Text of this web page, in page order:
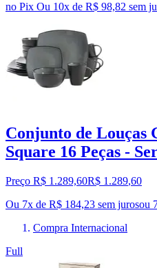
no Pix Ou 10x de R$ 98,82 sem
Conjunto de Louças
Square 16 Peças -
Preço R$ 1.289,60R$ 1.289,60
Ou 7x de R$ 184,23 sem jurosou
Compra Internacional
Full